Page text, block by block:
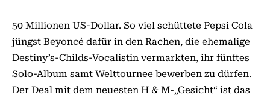
50 Millionen US-Dollar. So viel schüttete Pepsi Cola
jüngst Beyoncé dafür in den Rachen, die ehemalige
Destiny’s-Childs-Vocalistin vermarkten, ihr fünftes
Solo-Album samt Welttournee bewerben zu dürfen.
Der Deal mit dem neuesten H & M-„Gesicht“ ist das